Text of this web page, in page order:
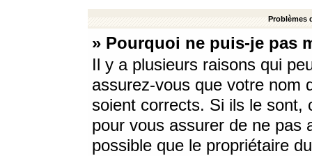
Problèmes
» Pourquoi ne puis-je pas
Il y a plusieurs raisons qui
assurez-vous que votre nom
soient corrects. Si ils le sont,
pour vous assurer de ne pas
possible que le propriétaire